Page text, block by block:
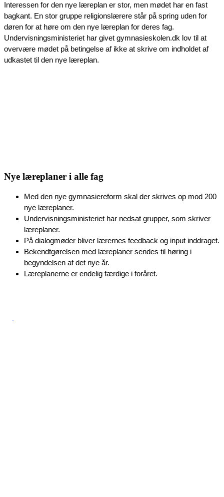
Interessen for den nye læreplan er stor, men mødet har en fast
bagkant. En stor gruppe religionslærere står på spring uden for
døren for at høre om den nye læreplan for deres fag.
Undervisningsministeriet har givet gymnasieskolen.dk lov til at
overvære mødet på betingelse af ikke at skrive om indholdet af
udkastet til den nye læreplan.
Nye læreplaner i alle fag
Med den nye gymnasiereform skal der skrives op mod 200
nye læreplaner.
Undervisningsministeriet har nedsat grupper, som skriver
læreplaner.
På dialogmøder bliver lærernes feedback og input inddraget.
Bekendtgørelsen med læreplaner sendes til høring i
begyndelsen af det nye år.
Læreplanerne er endelig færdige i foråret.